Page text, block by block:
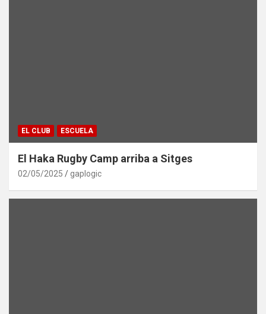
EL CLUB ESCUELA
El Haka Rugby Camp arriba a Sitges
02/05/2025 gaplogic